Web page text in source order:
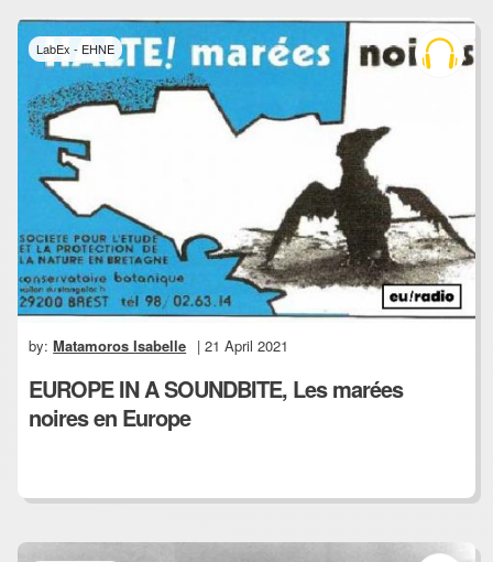
LabEx - EHNE
by:Matamoros Isabelle | 21 April 2021
EUROPE IN A SOUNDBITE, Les marées
noires en Europe